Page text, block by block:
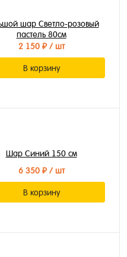
шар Светло-розовый
пастель 80см
2 150 ₽/ шт
В корзину
Шар Синий 150 см
6 350 ₽/ шт
В корзину